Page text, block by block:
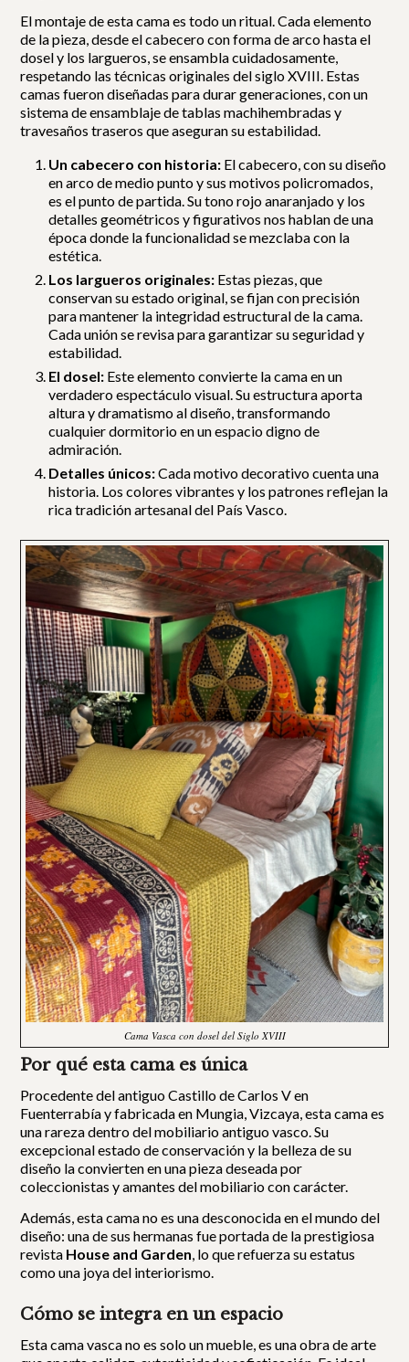
El montaje de esta cama es todo un ritual. Cada elemento
de la pieza, desde el cabecero con forma de arco hasta el
dosel y los largueros, se ensambla cuidadosamente,
respetando las técnicas originales del siglo XVIII. Estas
camas fueron diseñadas para durar generaciones, con un
sistema de ensamblaje de tablas machihembradas y
travesaños traseros que aseguran su estabilidad.
Un cabecero con historia: El cabecero, con su diseño
en arco de medio punto y sus motivos policromados,
es el punto de partida. Su tono rojo anaranjado y los
detalles geométricos y figurativos nos hablan de una
época donde la funcionalidad se mezclaba con la
estética.
Los largueros originales: Estas piezas, que
conservan su estado original, se fijan con precisión
para mantener la integridad estructural de la cama.
Cada unión se revisa para garantizar su seguridad y
estabilidad.
El dosel: Este elemento convierte la cama en un
verdadero espectáculo visual. Su estructura aporta
altura y dramatismo al diseño, transformando
cualquier dormitorio en un espacio digno de
admiración.
Detalles únicos:Cada motivo decorativo cuenta una
historia. Los colores vibrantes y los patrones reflejan la
rica tradición artesanal del País Vasco.
Cama Vasca con dosel del Siglo XVIII
Por qué esta cama es única
Procedente del antiguo Castillo de Carlos V en
Fuenterrabía y fabricada en Mungia, Vizcaya, esta cama es
una rareza dentro del mobiliario antiguo vasco. Su
excepcional estado de conservación y la belleza de su
diseño la convierten en una pieza deseada por
coleccionistas y amantes del mobiliario con carácter.
Además, esta cama no es una desconocida en el mundo del
diseño: una de sus hermanas fue portada de la prestigiosa
revista House and Garden , lo que refuerza su estatus
como una joya del interiorismo.
Cómo se integra en un espacio
Esta cama vasca no es solo un mueble, es una obra de arte